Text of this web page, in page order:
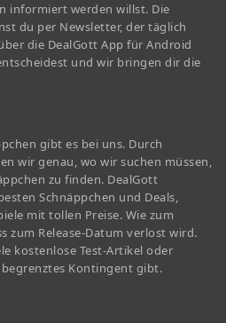
informiert werden willst. Die
du per Newsletter, der täglich
die DealGott App für Android
und wir bringen dir die
gibt es bei uns. Durch
wir genau, wo wir suchen müssen,
zu finden. DealGott
Schnäppchen und Deals,
mit tollen Preise. Wie zum
zum Release-Datum verlost wird.
kostenlose Test-Artikel oder
Kontingent gibt.